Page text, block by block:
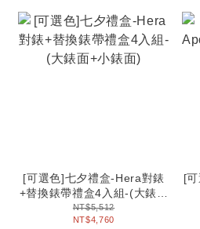
[可選色]七夕禮盒-Hera對錶
+替換錶帶禮盒4入組-(大錶面
+小錶面)
NT$5,512
NT$4,760
[